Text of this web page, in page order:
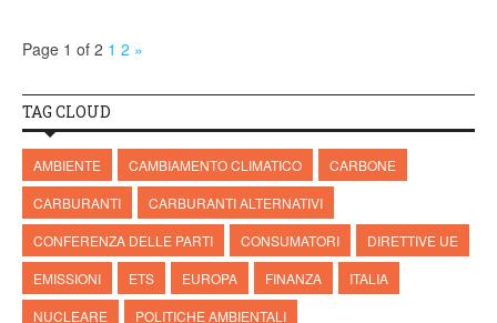
Page 1 of 2 1 2 »
TAG CLOUD
AMBIENTE CAMBIAMENTO CLIMATICO
CARBONE
CARBURANTI
CARBURANTI ALTERNATIVI
CONFERENZA DELLE PARTI
CONSUMATORI
DIRETTIVE UE
EMISSIONI
ETS EUROPA FINANZA
ITALIA
NUCLEARE
POLITICHE AMBIENTALI